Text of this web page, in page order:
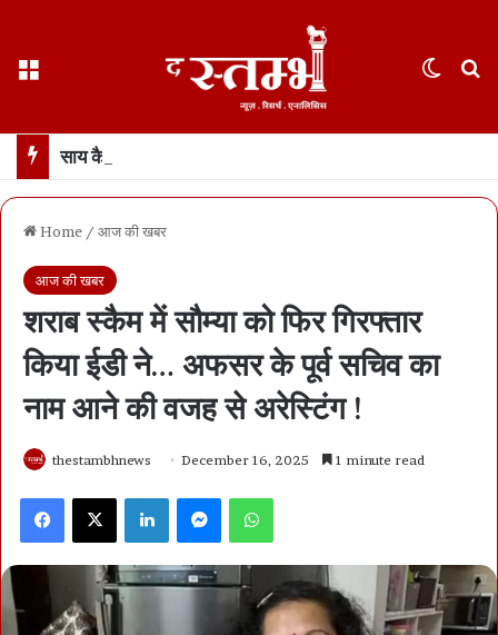
Home / आज की खबर
आज की खबर
शराब स्कैम में सौम्या को फिर गिरफ्तार
किया ईडी ने… अफसर के पूर्व सचिव का
नाम आने की वजह से अरेस्टिंग !
thestambhnews December 16, 2025 1 minute read
Facebook X LinkedIn